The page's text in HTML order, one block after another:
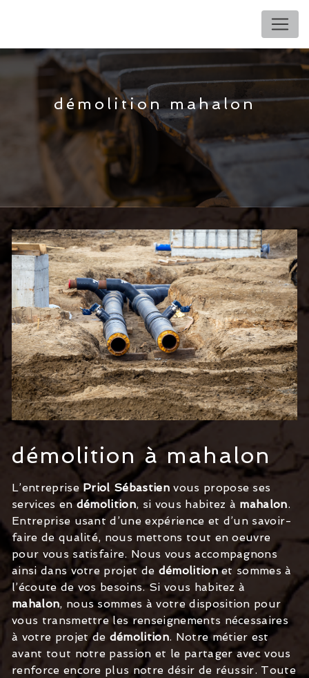
démolition mahalon
démolition à mahalon
L’entreprisePriol Sébastienvous propose ses
services endémolition, si vous habitez à mahalon.
Entreprise usant d’une expérience et d’un savoir-
faire de qualité, nous mettons tout en oeuvre
pour vous satisfaire. Nous vous accompagnons
ainsi dans votre projet de démolitionet sommes à
l’écoute de vos besoins. Si vous habitez à
mahalon, nous sommes à votre disposition pour
vous transmettre les renseignements nécessaires
à votre projet de démolition. Notre métier est
avant tout notre passion et le partager avec vous
renforce encore plus notre désir de réussir. Toute